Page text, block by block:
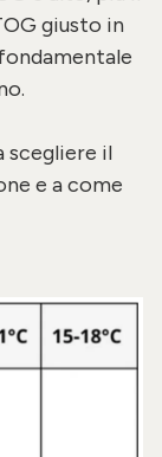
giusto in
scegliere il
e a come